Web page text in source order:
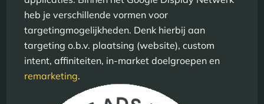
heb je verschillende vormen voor
targetingmogelijkheden. Denk hierbij aan
targeting o.b.v. plaatsing (website), custom
intent, affiniteiten, in-market doelgroepen en
remarketing.